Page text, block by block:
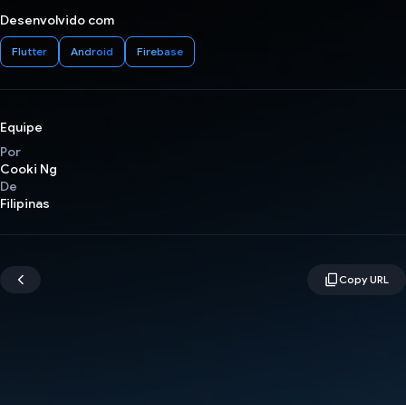
Desenvolvido com
Flutter Android Firebase
Equipe
Por
Cooki Ng
De
Filipinas